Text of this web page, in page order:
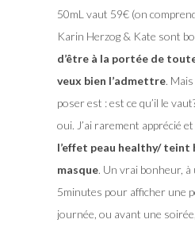
50mL vaut 59€ (on
Karin Herzog & Kate sont
d’être à la portée de
veux bien l’admettre.
poser est : est ce qu’il le
oui. J’ai rarement apprécié
l’effet peau healthy/ teint
masque. Un vrai bonheur,
5minutes pour afficher une
journée, ou avant une